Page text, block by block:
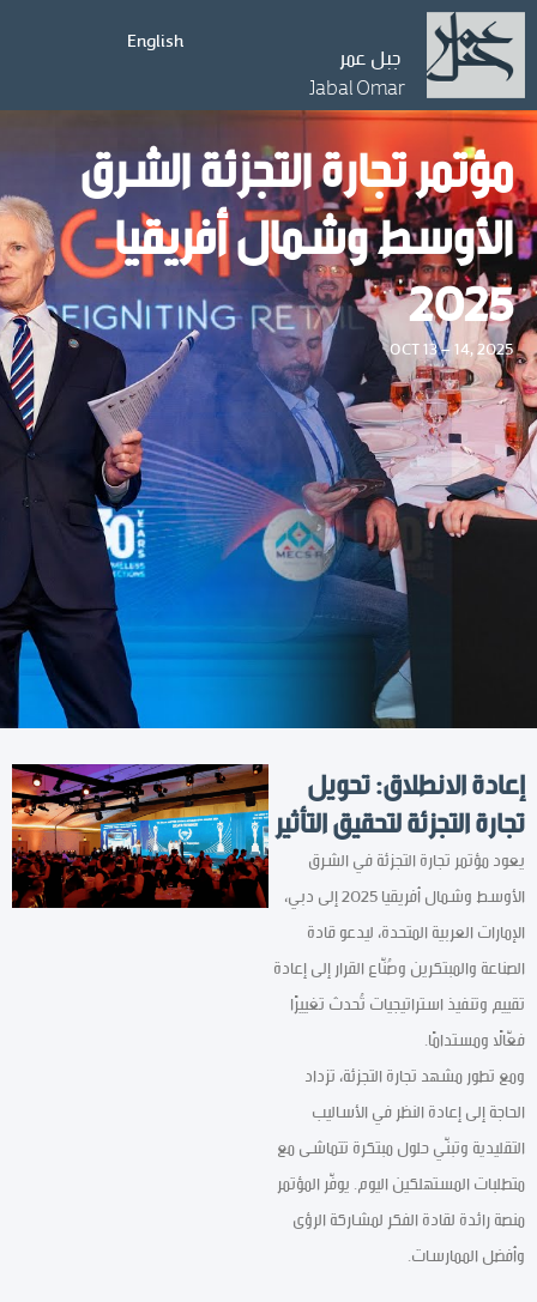
جبل عمر
Jabal Omar
English
مؤتمر تجارة التجزئة الشرق
الأوسط وشمال أفريقيا
2025
OCT 13 – 14, 2025
إعادة الانطلاق: تحويل
تجارة التجزئة لتحقيق التأثير
يعود مؤتمر تجارة التجزئة في الشرق
الأوسط وشمال أفريقيا 2025 إلى دبي،
الإمارات العربية المتحدة، ليدعو قادة
الصناعة والمبتكرين وصُنّاع القرار إلى إعادة
تقييم وتنفيذ استراتيجيات تُحدث تغييرًا
فعّالًا ومستدامًا.
ومع تطور مشهد تجارة التجزئة، تزداد
الحاجة إلى إعادة النظر في الأساليب
التقليدية وتبنّي حلول مبتكرة تتماشى مع
متطلبات المستهلكين اليوم. يوفّر المؤتمر
منصة رائدة لقادة الفكر لمشاركة الرؤى
وأفضل الممارسات.